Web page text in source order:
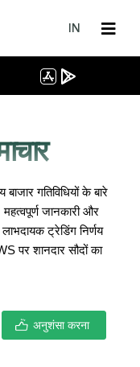
IN
गतिविधियों के बारे
महत्वपूर्ण जानकारी और
ट्रेडिंग निर्णय
पर शानदार सौदों का
अनुशंसा करना